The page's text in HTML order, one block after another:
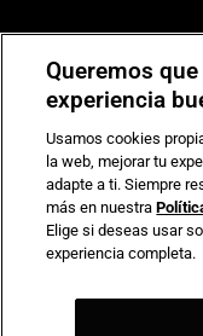
Compromiso de
Queremos
experiencia
Usamos cookies
la web, mejorar tu
adapte a ti. Siempre
más en nuestra
Elige si deseas usar
experiencia completa.